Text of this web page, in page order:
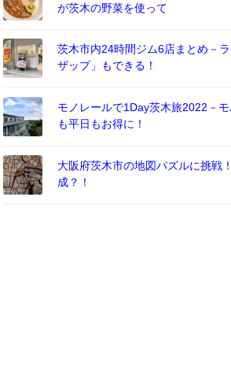
が茨木の野菜を使って
茨木市内24時間ジム6店まとめ－
ザップ」もできる！
モノレールで1Day茨木旅2022－
も平日もお得に！
大阪府茨木市の地図パズルに挑戦
成？！